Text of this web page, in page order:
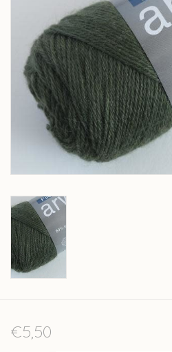
Cadeaubon
Solden
Over wolder
€5,50